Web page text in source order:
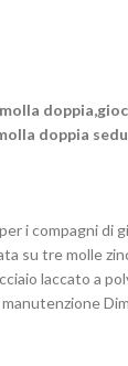
doppia
i compagni di
su tre molle
laccato a